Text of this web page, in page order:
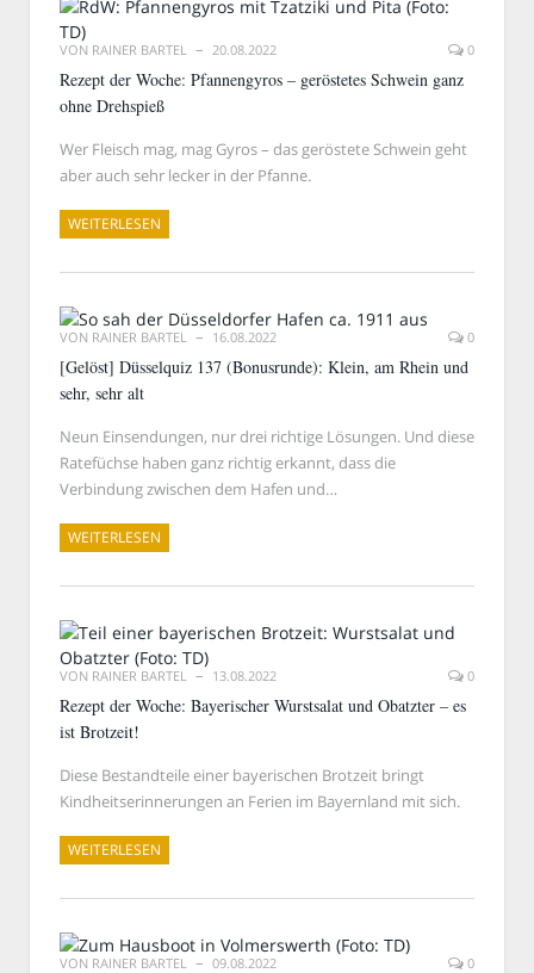
VON RAINER BARTEL 20.08.2022 0
Rezept der Woche: Pfannengyros – geröstetes Schwein ganz
ohne Drehspieß
Wer Fleisch mag, mag Gyros – das geröstete Schwein geht
aber auch sehr lecker in der Pfanne.
WEITERLESEN
VON RAINER BARTEL 16.08.2022 0
[Gelöst] Düsselquiz 137 (Bonusrunde): Klein, am Rhein und
sehr, sehr alt
Neun Einsendungen, nur drei richtige Lösungen. Und diese
Ratefüchse haben ganz richtig erkannt, dass die
Verbindung zwischen dem Hafen und…
WEITERLESEN
VON RAINER BARTEL 13.08.2022 0
Rezept der Woche: Bayerischer Wurstsalat und Obatzter – es
ist Brotzeit!
Diese Bestandteile einer bayerischen Brotzeit bringt
Kindheitserinnerungen an Ferien im Bayernland mit sich.
WEITERLESEN
VON RAINER BARTEL 09.08.2022 0